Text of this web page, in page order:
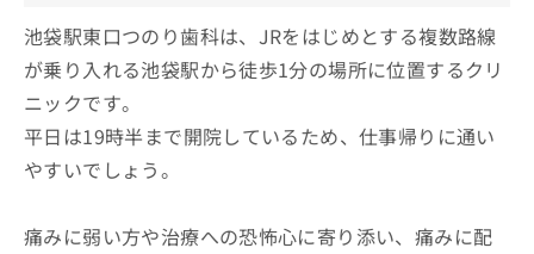
池袋駅東口つのり歯科は、JRをはじめとする複数路線
が乗り入れる池袋駅から徒歩1分の場所に位置するクリ
ニックです。
平日は19時半まで開院しているため、仕事帰りに通い
やすいでしょう。
痛みに弱い方や治療への恐怖心に寄り添い、痛みに配